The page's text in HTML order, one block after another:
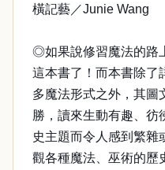
橫記藝／Junie Wang
◎如果說修習魔法的路
這本書了！而本書除了
多魔法形式之外，其圖
勝，讀來生動有趣、彷
史主題而令人感到繁雜
觀各種魔法、巫術的歷